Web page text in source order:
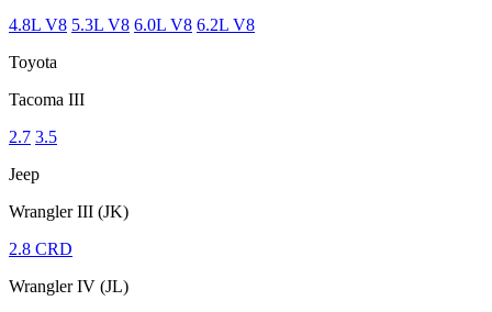
4.8L V8 5.3L V8 6.0L V8 6.2L V8
Toyota
Tacoma III
2.7 3.5
Jeep
Wrangler III (JK)
2.8 CRD
Wrangler IV (JL)